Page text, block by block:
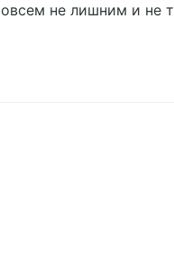
не лишним и не